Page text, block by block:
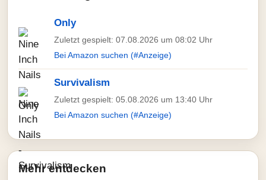
Only
Zuletzt gespielt: 07.08.2026 um 08:02 Uhr
Bei Amazon suchen (#Anzeige)
Survivalism
Zuletzt gespielt: 05.08.2026 um 13:40 Uhr
Bei Amazon suchen (#Anzeige)
Mehr entdecken